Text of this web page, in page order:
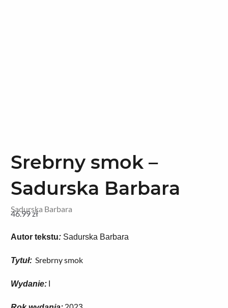
Srebrny smok –
Sadurska Barbara
Sadurska Barbara
46.99zł
Autor tekstu: Sadurska Barbara
Tytuł: Srebrny smok
Wydanie: